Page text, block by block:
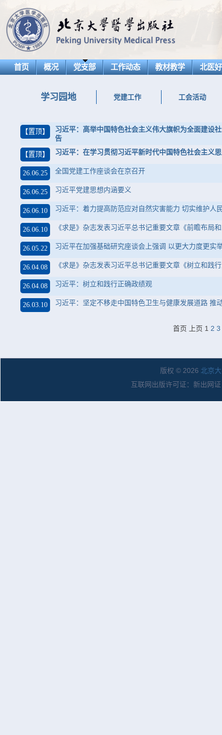
首页 概况 党支部 工作动态 教材教学 北医
学习园地 党建工作 工会活动
【置顶】
习近平：高举中国特色社会主义伟大旗帜为全面建
告
【置顶】 习近平：在学习贯彻习近平新时代中国特色社会主义
26.06.25 全国党建工作座谈会在京召开
26.06.25 习近平党建思想内涵要义
26.06.10 习近平：着力提高防范应对自然灾害能力 切实维护人
26.06.10 《求是》杂志发表习近平总书记重要文章《前瞻布局
26.05.22 习近平在加强基础研究座谈会上强调 以更大力度更实
26.04.08 《求是》杂志发表习近平总书记重要文章《树立和践
26.04.08 习近平：树立和践行正确政绩观
26.03.10 习近平：坚定不移走中国特色卫生与健康发展道路 推
首页 上页 1 2 3
版权 © 2026 北京
互联网出版许可证：新出网